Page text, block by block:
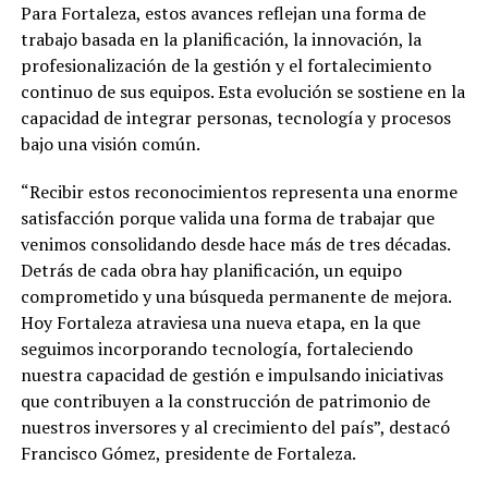
Para Fortaleza, estos avances reflejan una forma de
trabajo basada en la planificación, la innovación, la
profesionalización de la gestión y el fortalecimiento
continuo de sus equipos. Esta evolución se sostiene en la
capacidad de integrar personas, tecnología y procesos
bajo una visión común.
“Recibir estos reconocimientos representa una enorme
satisfacción porque valida una forma de trabajar que
venimos consolidando desde hace más de tres décadas.
Detrás de cada obra hay planificación, un equipo
comprometido y una búsqueda permanente de mejora.
Hoy Fortaleza atraviesa una nueva etapa, en la que
seguimos incorporando tecnología, fortaleciendo
nuestra capacidad de gestión e impulsando iniciativas
que contribuyen a la construcción de patrimonio de
nuestros inversores y al crecimiento del país”, destacó
Francisco Gómez, presidente de Fortaleza.